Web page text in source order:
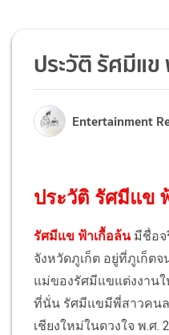
ประวัติ รัศมีแ
Entertainment
ประวัติ รัศมีแข
รัศมีแข ฟ้าเกื้อล้น มีชื่อจ
จังหวัดภูเก็ต อยู่ที่ภูเก็ตจ
แม่ของรัศมีแขแต่งงาน
ที่นั่น รัศมีแขมีพี่สาวคนล
เชียงใหม่ในดวงใจ พ.ศ.